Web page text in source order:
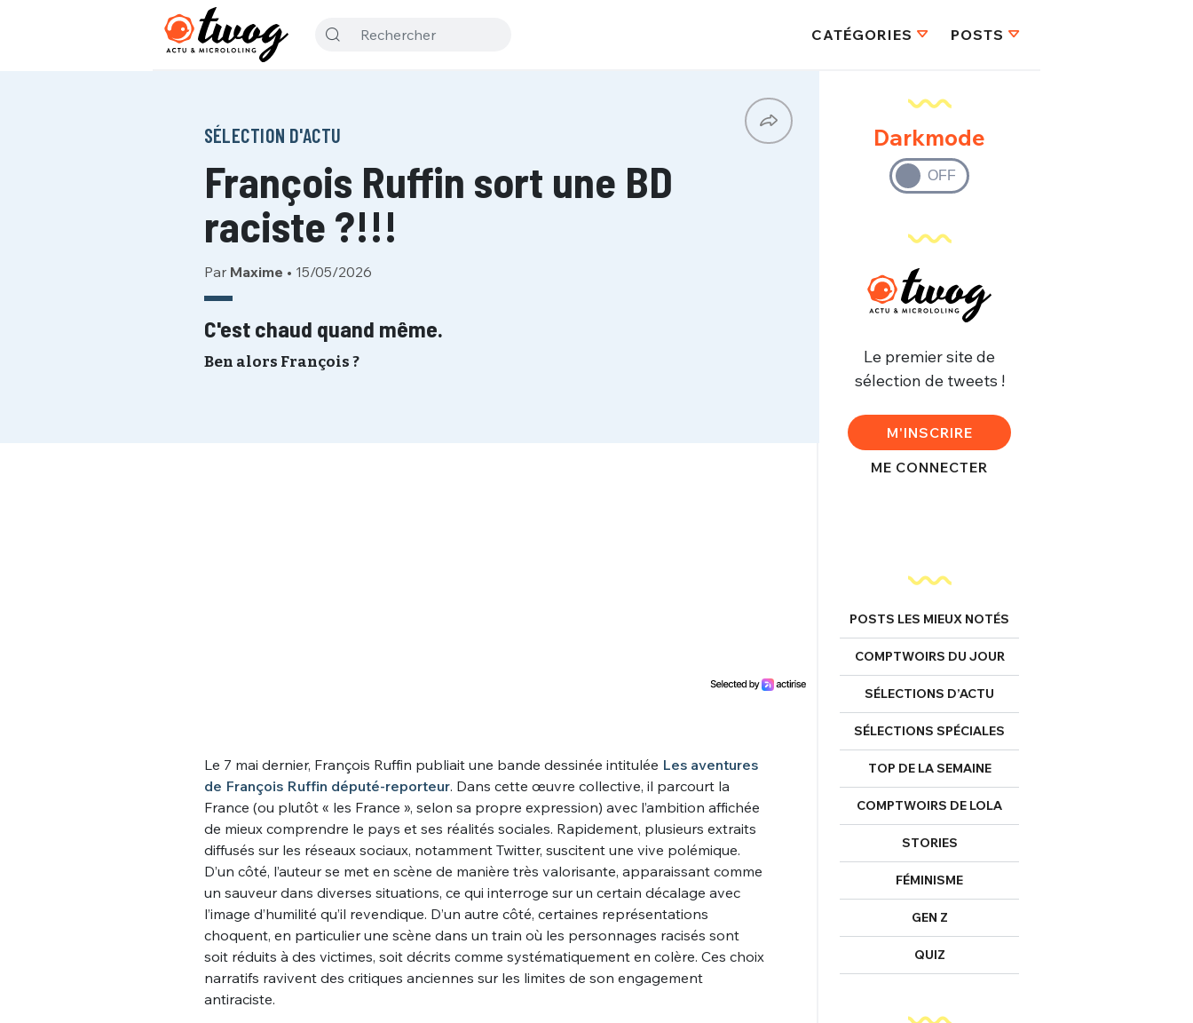
CATÉGORIES POSTS
SÉLECTION D'ACTU
François Ruffin sort une BD
raciste ?!!!
Par Maxime • 15/05/2026
C'est chaud quand même.
Ben alors François ?
Le 7 mai dernier, François Ruffin publiait une bande dessinée intitulée Les aventures
de François Ruffin député-reporteur. Dans cette œuvre collective, il parcourt la
France (ou plutôt « les France », selon sa propre expression) avec l’ambition affichée
de mieux comprendre le pays et ses réalités sociales. Rapidement, plusieurs extraits
diffusés sur les réseaux sociaux, notamment Twitter, suscitent une vive polémique.
D’un côté, l’auteur se met en scène de manière très valorisante, apparaissant comme
un sauveur dans diverses situations, ce qui interroge sur un certain décalage avec
l’image d’humilité qu’il revendique. D’un autre côté, certaines représentations
choquent, en particulier une scène dans un train où les personnages racisés sont
soit réduits à des victimes, soit décrits comme systématiquement en colère. Ces choix
narratifs ravivent des critiques anciennes sur les limites de son engagement
antiraciste.
Darkmode
Le premier site de
sélection de tweets !
M'INSCRIRE
ME CONNECTER
POSTS LES MIEUX NOTÉS
COMPTWOIRS DU JOUR
SÉLECTIONS D’ACTU
SÉLECTIONS SPÉCIALES
TOP DE LA SEMAINE
COMPTWOIRS DE LOLA
STORIES
FÉMINISME
GEN Z
QUIZ